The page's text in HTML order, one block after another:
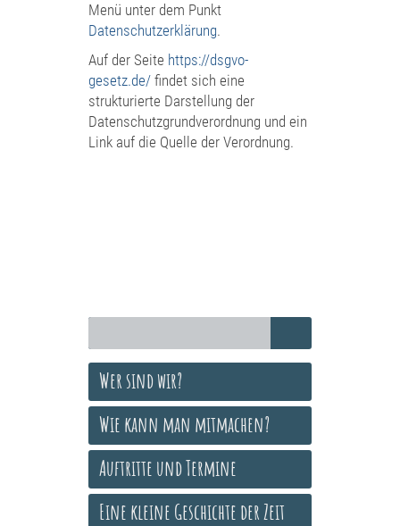
Menü unter dem Punkt
Datenschutzerklärung.
Auf der Seite https://dsgvo-
gesetz.de/ findet sich eine
strukturierte Darstellung der
Datenschutzgrundverordnung und ein
Link auf die Quelle der Verordnung.
Wer sind wir?
Wie kann man mitmachen?
Auftritte und Termine
Eine kleine Geschichte der Zeit